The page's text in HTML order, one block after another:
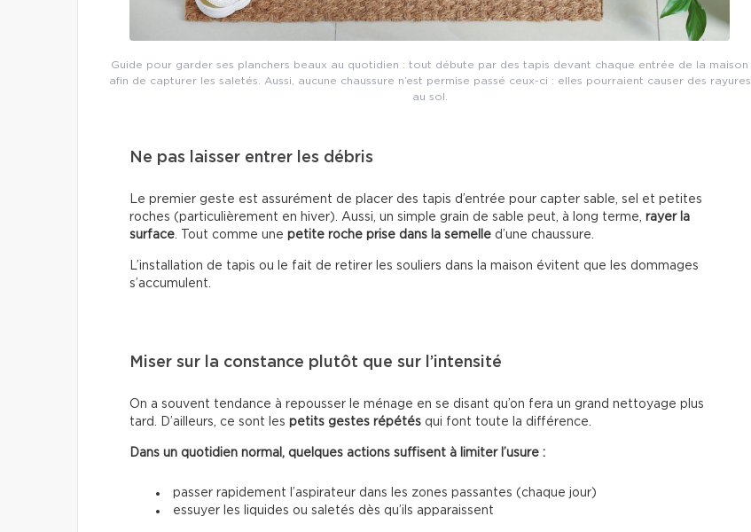
Guide pour garder ses planchers beaux au quotidien : tout débute par des tapis devant chaque entrée de la maison
afin de capturer les saletés. Aussi, aucune chaussure n’est permise passé ceux-ci : elles pourraient causer des rayures
au sol.
Ne pas laisser entrer les débris
Le premier geste est assurément de placer des tapis d’entrée pour capter sable, sel et petites
roches (particulièrement en hiver). Aussi, un simple grain de sable peut, à long terme, rayer la
surface. Tout comme une petite roche prise dans la semelle d’une chaussure.
L’installation de tapis ou le fait de retirer les souliers dans la maison évitent que les dommages
s’accumulent.
Miser sur la constance plutôt que sur l’intensité
On a souvent tendance à repousser le ménage en se disant qu’on fera un grand nettoyage plus
tard. D’ailleurs, ce sont les petits gestes répétés qui font toute la différence.
Dans un quotidien normal, quelques actions suffisent à limiter l’usure :
passer rapidement l’aspirateur dans les zones passantes (chaque jour)
essuyer les liquides ou saletés dès qu’ils apparaissent